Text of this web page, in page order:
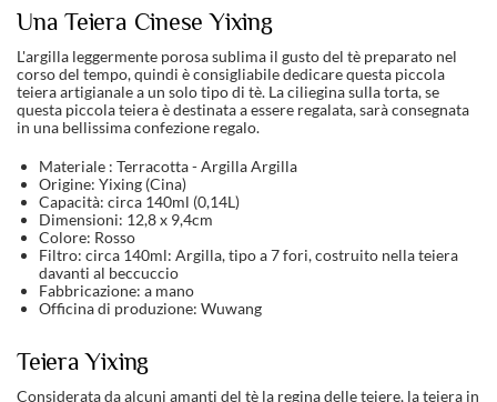
Una Teiera Cinese Yixing
L'argilla leggermente porosa sublima il gusto del tè preparato nel
corso del tempo, quindi è consigliabile dedicare questa piccola
teiera artigianale a un solo tipo di tè. La ciliegina sulla torta, se
questa piccola teiera è destinata a essere regalata, sarà consegnata
in una bellissima confezione regalo.
Materiale : Terracotta - Argilla Argilla
Origine: Yixing (Cina)
Capacità: circa 140ml (0,14L)
Dimensioni: 12,8 x 9,4cm
Colore: Rosso
Filtro: circa 140ml: Argilla, tipo a 7 fori, costruito nella teiera
davanti al beccuccio
Fabbricazione: a mano
Officina di produzione: Wuwang
Teiera Yixing
Considerata da alcuni amanti del tè la regina delle teiere, la teiera in